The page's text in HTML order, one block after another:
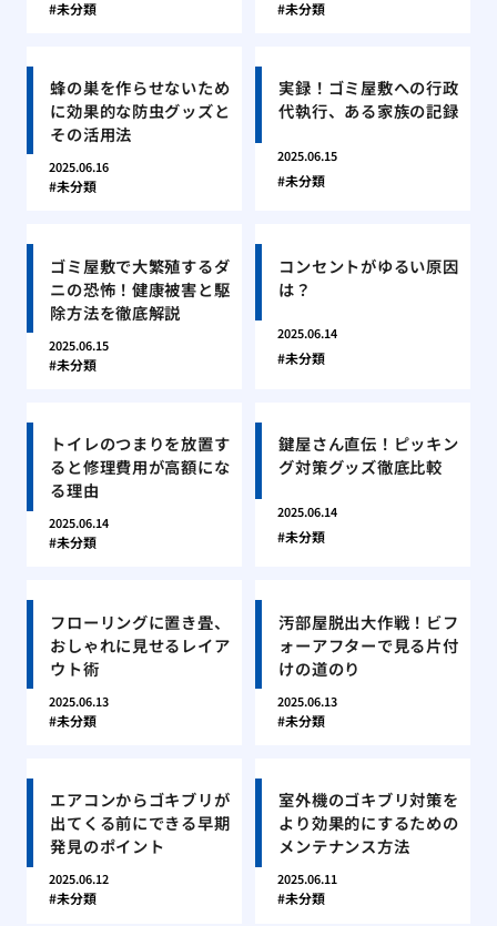
未分類 未分類
蜂の巣を作らせないため
に効果的な防虫グッズと
その活用法
2025.06.16
未分類
実録！ゴミ屋敷への行政
代執行、ある家族の記録
2025.06.15
未分類
ゴミ屋敷で大繁殖するダ
ニの恐怖！健康被害と駆
除方法を徹底解説
2025.06.15
未分類
コンセントがゆるい原因
は？
2025.06.14
未分類
トイレのつまりを放置す
ると修理費用が高額にな
る理由
2025.06.14
未分類
鍵屋さん直伝！ピッキン
グ対策グッズ徹底比較
2025.06.14
未分類
フローリングに置き畳、
おしゃれに見せるレイア
ウト術
2025.06.13
未分類
汚部屋脱出大作戦！ビフ
ォーアフターで見る片付
けの道のり
2025.06.13
未分類
エアコンからゴキブリが
出てくる前にできる早期
発見のポイント
2025.06.12
未分類
室外機のゴキブリ対策を
より効果的にするための
メンテナンス方法
2025.06.11
未分類